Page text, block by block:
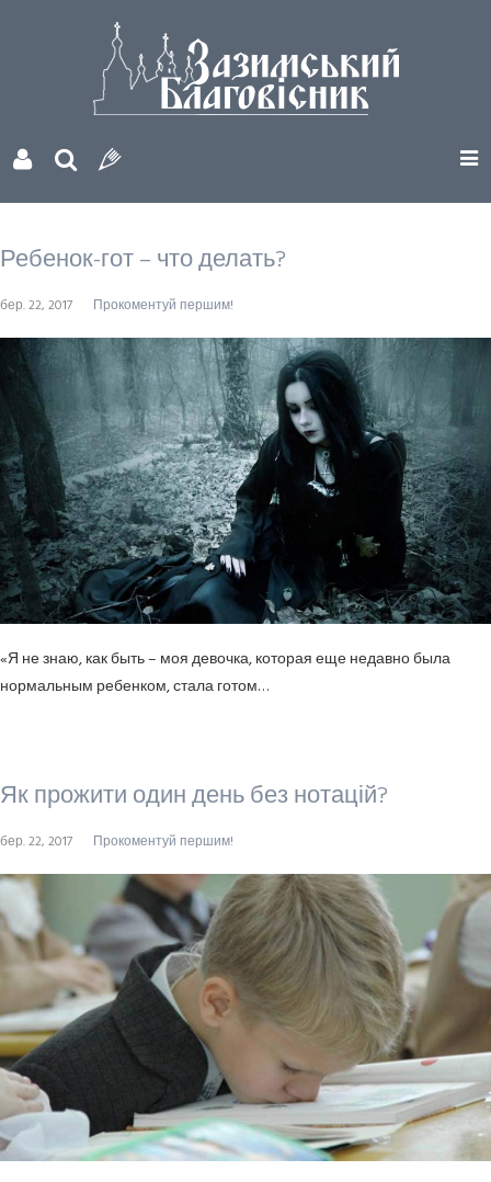
Ребенок-гот – что делать?
бер. 22, 2017 Прокоментуй першим!
«Я не знаю, как быть – моя девочка, которая еще недавно была
нормальным ребенком, стала готом…
Як прожити один день без нотацій?
бер. 22, 2017 Прокоментуй першим!